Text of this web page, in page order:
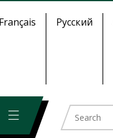
Français Pусский